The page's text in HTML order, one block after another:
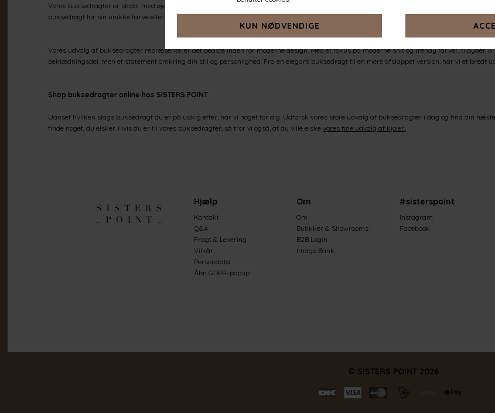
Vores buksedragter er skabt med øje for detaljer, og hver eneste model afspejler vores engagement i at levere moderigtige
buksedragt for sin unikke farve eller en glimmer buksedragt for at tilføje ekstra glans til din garderobe, kan du være sikker på, at du
Vores udvalg af buksedragter repræsenterer det bedste inden for moderne design. Med et fokus på moderne snit og trendy farver, tilbyder
beklædningsdel, men et statement omkring din stil og personlighed. Fra en elegant buksedragt til en mere afslappet version, har vi et bredt
Shop buksedragter online hos SISTERS POINT
Uanset hvilken slags buksedragt du er på udkig efter, har vi noget for dig. Udforsk vores store udvalg af buksedragter i dag og find din
finde noget, du elsker. Hvis du er til vores buksedragter, så tror vi også, at du ville elske vores fine udvalg af kjoler.
Hjælp
Kontakt
Q&A
Fragt & Levering
Vilkår
Persondata
Åbn GDPR-popup
Om
Om
Butikker & Showrooms
B2B Login
Image Bank
#sisterspoint
Instagram
Facebook
© SISTERS POINT 2026